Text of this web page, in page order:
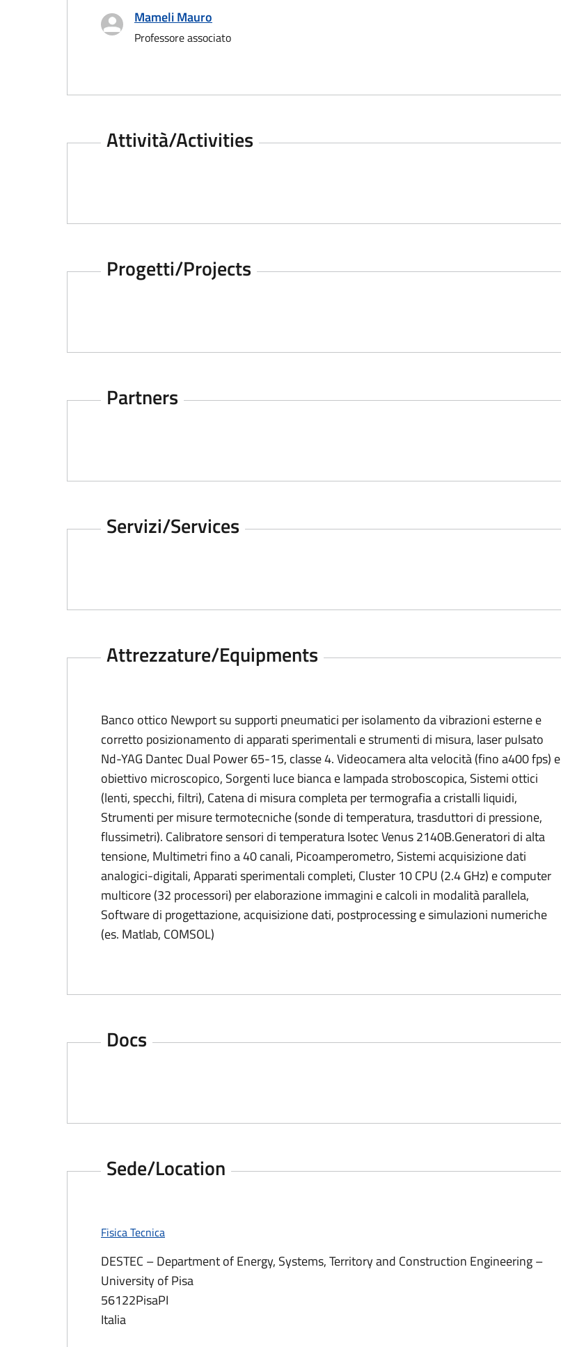
Mameli Mauro
Professore associato
Top
Attività/Activities
Top
Progetti/Projects
Top
Partners
Top
Servizi/Services
Top
Attrezzature/Equipments
Banco ottico Newport su supporti pneumatici per isolamento da vibrazioni esterne e
corretto posizionamento di apparati sperimentali e strumenti di misura, laser pulsato
Nd-YAG Dantec Dual Power 65-15, classe 4. Videocamera alta velocità (fino a400 fps) e
obiettivo microscopico, Sorgenti luce bianca e lampada stroboscopica, Sistemi ottici
(lenti, specchi, filtri), Catena di misura completa per termografia a cristalli liquidi,
Strumenti per misure termotecniche (sonde di temperatura, trasduttori di pressione,
flussimetri). Calibratore sensori di temperatura Isotec Venus 2140B.Generatori di alta
tensione, Multimetri fino a 40 canali, Picoamperometro, Sistemi acquisizione dati
analogici-digitali, Apparati sperimentali completi, Cluster 10 CPU (2.4 GHz) e computer
multicore (32 processori) per elaborazione immagini e calcoli in modalità parallela,
Software di progettazione, acquisizione dati, postprocessing e simulazioni numeriche
(es. Matlab, COMSOL)
Top
Docs
Top
Sede/Location
Fisica Tecnica
DESTEC – Department of Energy, Systems, Territory and Construction Engineering –
University of Pisa
56122PisaPI
Italia